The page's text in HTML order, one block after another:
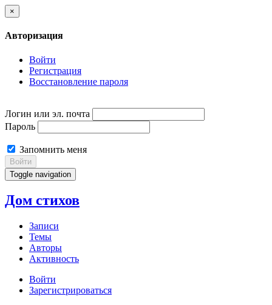
×
Авторизация
Войти
Регистрация
Восстановление пароля
Логин или эл. почта
Пароль
Запомнить меня
Войти
Toggle navigation
Дом стихов
Записи
Темы
Авторы
Активность
Войти
Зарегистрироваться